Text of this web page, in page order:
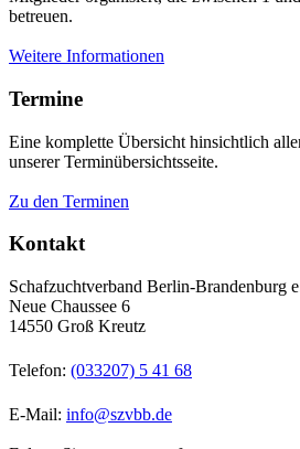
betreuen.
Weitere Informationen
Termine
Eine komplette Übersicht hinsichtlich
unserer Terminübersichtsseite.
Zu den Terminen
Kontakt
Schafzuchtverband Berlin-Brandenburg
Neue Chaussee 6
14550 Groß Kreutz
Telefon: (033207) 5 41 68
E-Mail: info@szvbb.de